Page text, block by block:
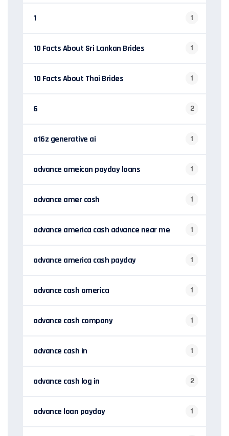
1 1
10 Facts About Sri Lankan Brides 1
10 Facts About Thai Brides 1
6 2
a16z generative ai 1
advance ameican payday loans 1
advance amer cash 1
advance america cash advance near me 1
advance america cash payday 1
advance cash america 1
advance cash company 1
advance cash in 1
advance cash log in 2
advance loan payday 1